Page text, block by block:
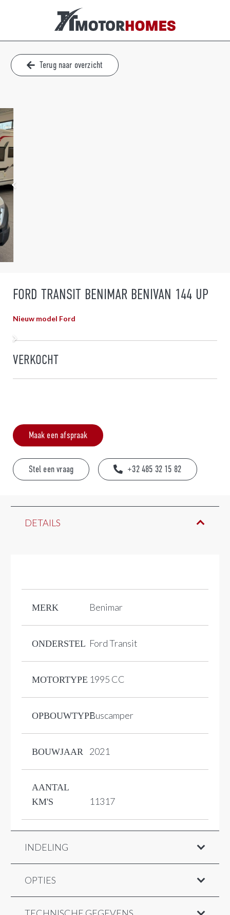
Terug naar overzicht
FORD TRANSIT BENIMAR BENIVAN 144 UP
Nieuw model Ford
VERKOCHT
Maak een afspraak
Stel een vraag +32 485 32 15 82
DETAILS
MERK Benimar
ONDERSTEL Ford Transit
MOTORTYPE 1995 CC
OPBOUWTYPEBuscamper
BOUWJAAR 2021
AANTAL
KM'S
11317
INDELING
OPTIES